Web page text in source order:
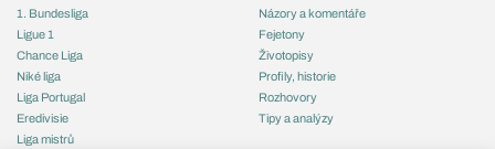
1. Bundesliga
Ligue 1
Chance Liga
Niké liga
Liga Portugal
Eredivisie
Liga mistrů
Názory a komentáře
Fejetony
Životopisy
Profily, historie
Rozhovory
Tipy a analýzy